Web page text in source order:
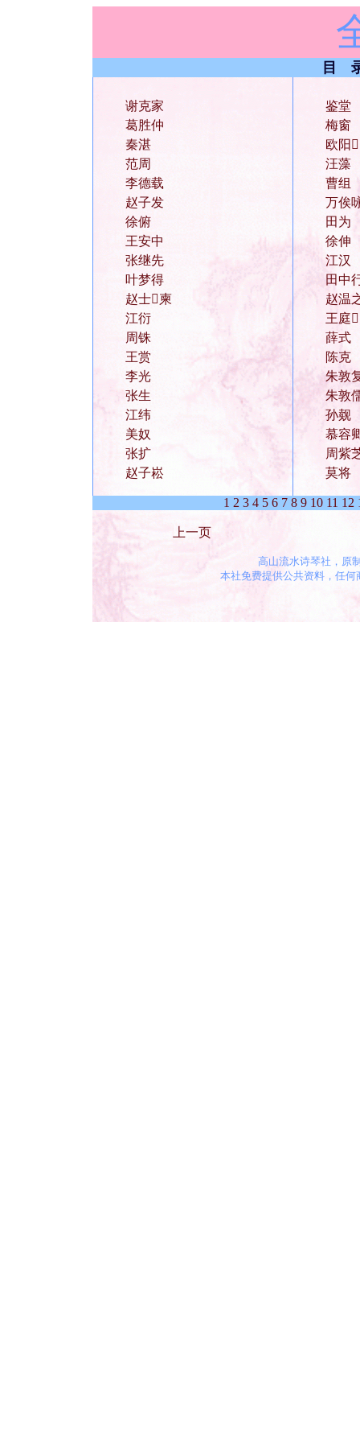
目
谢克家
葛胜仲
秦湛
范周
李德载
赵子发
徐俯
王安中
张继先
叶梦得
赵士柬
江衍
周铢
王赏
李光
张生
江纬
美奴
张扩
赵子崧
鉴堂
梅窗
欧阳
汪藻
曹组
万俟
田为
徐伸
江汉
田中
赵温
王庭
薛式
陈克
朱敦
朱敦
孙觌
慕容
周紫
莫将
1 2 3 4 5 6 7 8 9 10 11 12
上一页
高山流水诗琴社，原
本社免费提供公共资料，任何